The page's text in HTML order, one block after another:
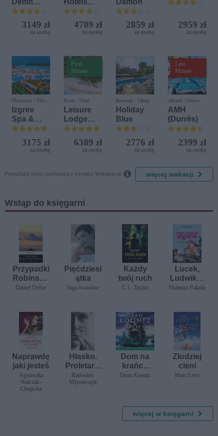
Bijela (ex.
Iberostar
Bijela
3149 zł
za osobę
Terrasini
(ex. Citta
del Mare)
4709 zł
za osobę
2859 zł
za osobę
2959 zł
za osobę
Macedonia / Elen
Kamen
Izgrev
Spa &
Aquapark
3175 zł
za osobę
First
Minute
Kenia / Diani
Leisure
Lodge
Beach &
Golf
Resort by
Diamonds
6389 zł
za osobę
Rumunia / Olimp
Holiday
Blue
2776 zł
za osobę
Last
Minute
Albania / Durres
AMH
(Durrës)
2399 zł
za osobę
Powyższe treści pochodzą z serwisu Wakacje.pl.  więcej wakacji
Wstąp do księgarni
Przypadki
Robinson
a Crusoe
Daniel Defoe
Pięćdziesi
ątka
Inga Iwasiów
Każdy
twój ruch
C.L. Taylor
Lucek,
Ludwika i
sprawa
Mateusz Pakuła
Naprawdę
jaki jesteś
Agnieszka
Walczak-
Chojecka
Hłasko.
Proletaria
cki książę
Radosław
Młynarczyk
Dom na
krańcu
świata
Dean Koontz
Złodziej
cieni
Marc Levy
więcej w księgarni